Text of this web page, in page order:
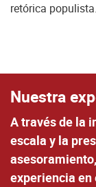
retórica populista.
Nuestra
A través de la
escala y la
experiencia en